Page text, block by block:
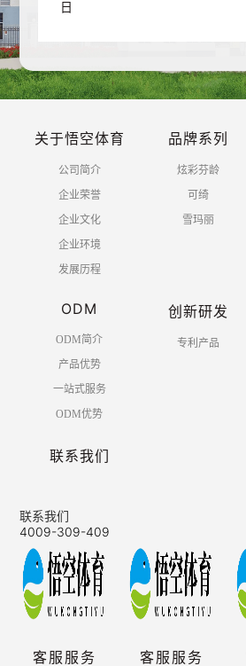
日
关于悟空体育
公司简介
企业荣誉
企业文化
企业环境
发展历程
品牌系列
炫彩芬龄
可绮
雪玛丽
ODM
ODM简介
产品优势
一站式服务
ODM优势
创新研发
专利产品
联系我们
联系我们
4009-309-409
客服服务 客服服务